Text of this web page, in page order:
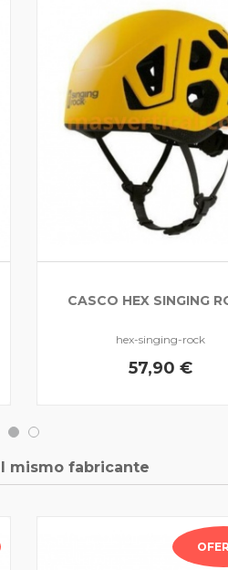
CASCO HEX SINGING
hex-singing-rock
57,90 €
mismo fabricante